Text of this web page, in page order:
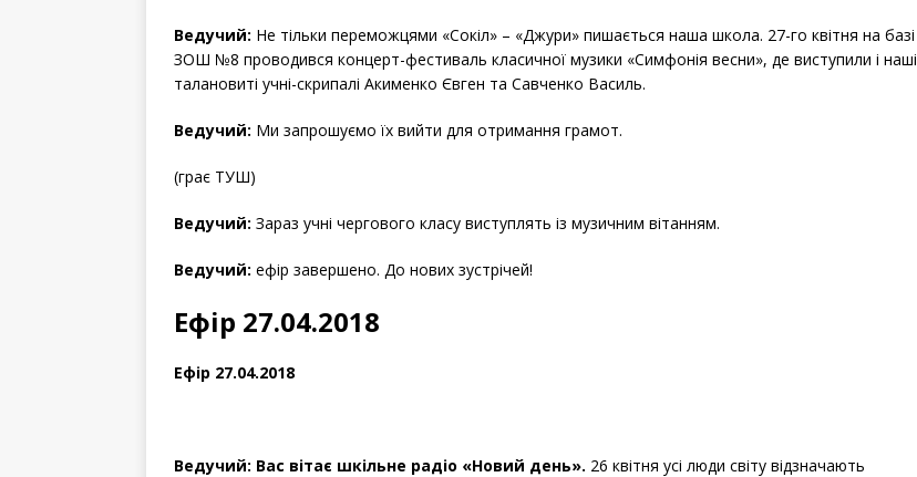
Ведучий: Не тільки переможцями «Сокіл» – «Джури» пишається наша школа. 27-го квітня на базі
ЗОШ №8 проводився концерт-фестиваль класичної музики «Симфонія весни», де виступили і наші
талановиті учні-скрипалі Акименко Євген та Савченко Василь.
Ведучий: Ми запрошуємо їх вийти для отримання грамот.
(грає ТУШ)
Ведучий: Зараз учні чергового класу виступлять із музичним вітанням.
Ведучий: ефір завершено. До нових зустрічей!
Ефір 27.04.2018
Ефір 27.04.2018
Ведучий: Вас вітає шкільне радіо «Новий день». 26 квітня усі люди світу відзначають